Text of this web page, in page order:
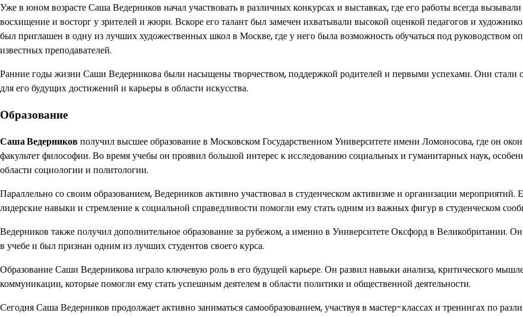
Уже в юном возрасте Саша Ведерников начал участвовать в различных конкурсах и выставках, где его работы всегда вызывали
восхищение и восторг у зрителей и жюри. Вскоре его талант был замечен ихватывали высокой оценкой педагогов и
был приглашен в одну из лучших художественных школ в Москве, где у него была возможность обучаться под руководством
известных преподавателей.
Ранние годы жизни Саши Ведерникова были насыщены творчеством, поддержкой родителей и первыми успехами. Они стали
для его будущих достижений и карьеры в области искусства.
Образование
Саша Ведерниковполучил высшее образование в Московском Государственном Университете имени Ломоносова, где он
факультет философии. Во время учебы он проявил большой интерес к исследованию социальных и гуманитарных наук,
области социологии и политологии.
Параллельно со своим образованием, Ведерников активно участвовал в студенческом активизме и организации мероприятий.
лидерские навыки и стремление к социальной справедливости помогли ему стать одним из важных фигур в студенческом
Ведерников также получил дополнительное образование за рубежом, а именно в Университете Оксфорд в Великобритании.
в учебе и был признан одним из лучших студентов своего курса.
Образование Саши Ведерникова играло ключевую роль в его будущей карьере. Он развил навыки анализа, критического
коммуникации, которые помогли ему стать успешным деятелем в области политики и общественной деятельности.
Сегодня Саша Ведерников продолжает активно заниматься самообразованием, участвуя в мастер-классах и тренингах по